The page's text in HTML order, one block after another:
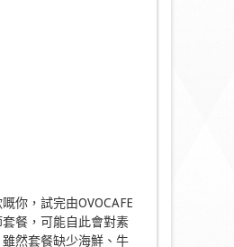
你，試完由OVOCAFE
餐，可能自此會對素
然套餐缺少海鮮、牛